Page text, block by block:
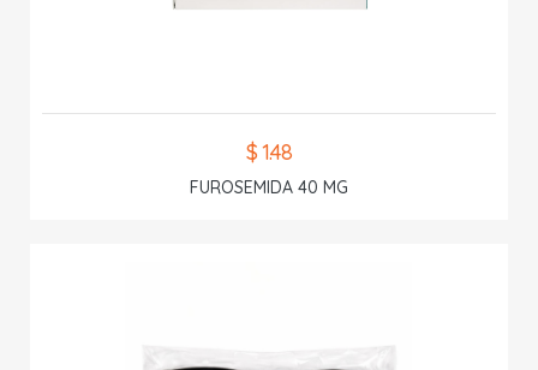
$ 1.48
FUROSEMIDA 40 MG